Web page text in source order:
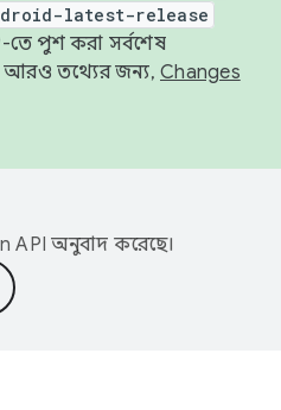
latest-release
তে পুশ করা সর্বশেষ
আরও তথ্যের জন্য, Changes
API অনুবাদ করেছে।